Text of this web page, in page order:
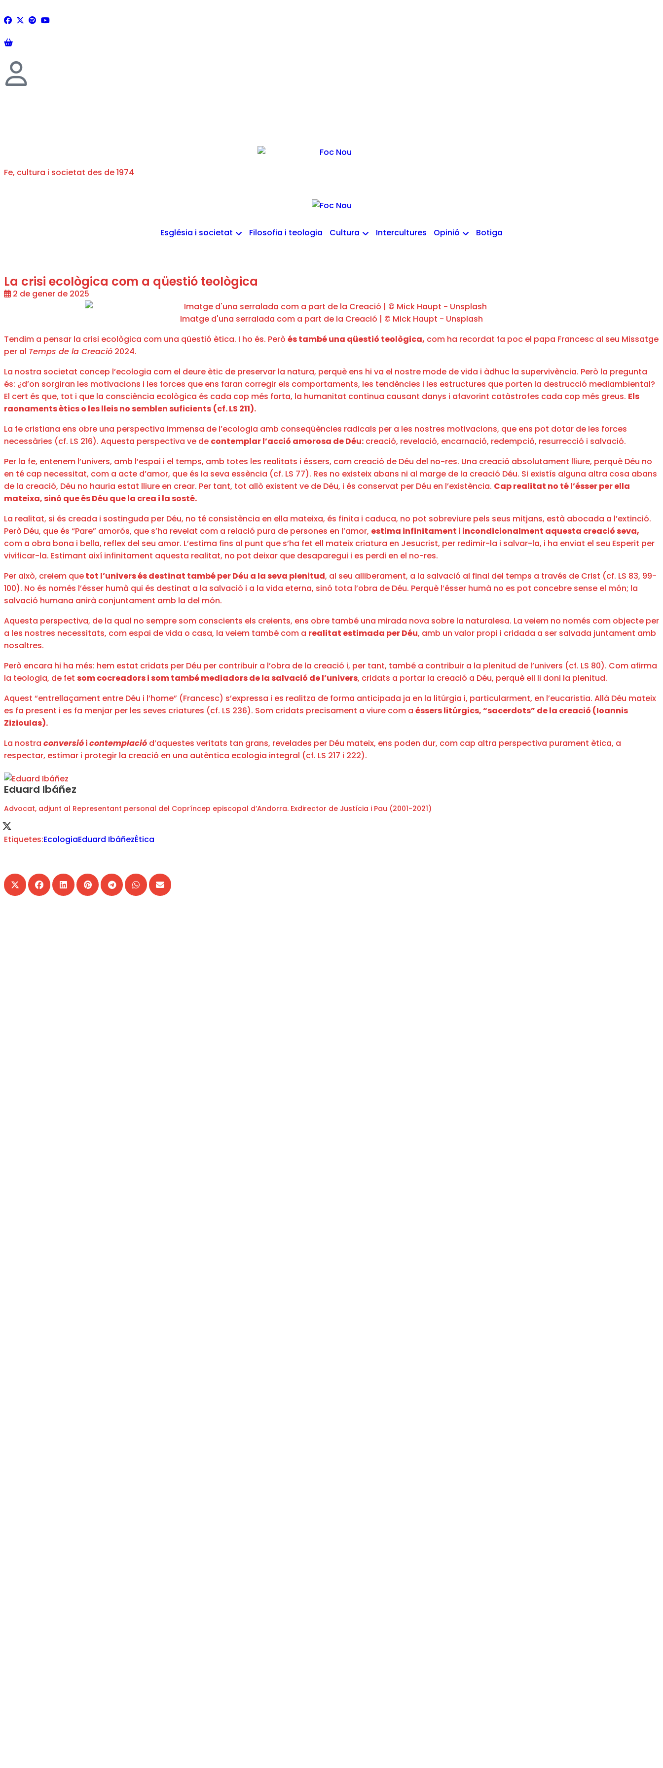
Fe, cultura i societat des de 1974
Església i societat Filosofia i teologia Cultura Intercultures Opinió Botiga
La crisi ecològica com a qüestió teològica
2 de gener de 2025
Imatge d'una serralada com a part de la Creació | © Mick Haupt - Unsplash
Tendim a pensar la crisi ecològica com una qüestió ètica. I ho és. Però és també una qüestió teològica, com ha recordat fa poc el papa Francesc al seu Missatge
per al Temps de la Creació 2024.
La nostra societat concep l’ecologia com el deure ètic de preservar la natura, perquè ens hi va el nostre mode de vida i àdhuc la supervivència. Però la pregunta
és: ¿d’on sorgiran les motivacions i les forces que ens faran corregir els comportaments, les tendències i les estructures que porten la destrucció mediambiental?
El cert és que, tot i que la consciència ecològica és cada cop més forta, la humanitat continua causant danys i afavorint catàstrofes cada cop més greus. Els
raonaments ètics o les lleis no semblen suficients (cf. LS 211).
La fe cristiana ens obre una perspectiva immensa de l’ecologia amb conseqüències radicals per a les nostres motivacions, que ens pot dotar de les forces
necessàries (cf. LS 216). Aquesta perspectiva ve de contemplar l’acció amorosa de Déu: creació, revelació, encarnació, redempció, resurrecció i salvació.
Per la fe, entenem l’univers, amb l’espai i el temps, amb totes les realitats i éssers, com creació de Déu del no-res. Una creació absolutament lliure, perquè Déu no
en té cap necessitat, com a acte d’amor, que és la seva essència (cf. LS 77). Res no existeix abans ni al marge de la creació Déu. Si existís alguna altra cosa abans
de la creació, Déu no hauria estat lliure en crear. Per tant, tot allò existent ve de Déu, i és conservat per Déu en l’existència. Cap realitat no té l’ésser per ella
mateixa, sinó que és Déu que la crea i la sosté.
La realitat, si és creada i sostinguda per Déu, no té consistència en ella mateixa, és finita i caduca, no pot sobreviure pels seus mitjans, està abocada a l’extinció.
Però Déu, que és “Pare” amorós, que s’ha revelat com a relació pura de persones en l’amor, estima infinitament i incondicionalment aquesta creació seva,
com a obra bona i bella, reflex del seu amor. L’estima fins al punt que s’ha fet ell mateix criatura en Jesucrist, per redimir-la i salvar-la, i ha enviat el seu Esperit per
vivificar-la. Estimant així infinitament aquesta realitat, no pot deixar que desaparegui i es perdi en el no-res.
Per això, creiem quetot l’univers és destinat també per Déu a la seva plenitud, al seu alliberament, a la salvació al final del temps a través de Crist (cf. LS 83, 99-
100). No és només l’ésser humà qui és destinat a la salvació i a la vida eterna, sinó tota l’obra de Déu. Perquè l’ésser humà no es pot concebre sense el món; la
salvació humana anirà conjuntament amb la del món.
Aquesta perspectiva, de la qual no sempre som conscients els creients, ens obre també una mirada nova sobre la naturalesa. La veiem no només com objecte per
a les nostres necessitats, com espai de vida o casa, la veiem també com a realitat estimada per Déu, amb un valor propi i cridada a ser salvada juntament amb
nosaltres.
Però encara hi ha més: hem estat cridats per Déu per contribuir a l’obra de la creació i, per tant, també a contribuir a la plenitud de l’univers (cf. LS 80). Com afirma
la teologia, de fet som cocreadors i som també mediadors de la salvació de l’univers, cridats a portar la creació a Déu, perquè ell li doni la plenitud.
Aquest “entrellaçament entre Déu i l’home” (Francesc) s’expressa i es realitza de forma anticipada ja en la litúrgia i, particularment, en l’eucaristia. Allà Déu mateix
es fa present i es fa menjar per les seves criatures (cf. LS 236). Som cridats precisament a viure com a éssers litúrgics, “sacerdots” de la creació (Ioannis
Zizioulas).
La nostra conversióicontemplació d’aquestes veritats tan grans, revelades per Déu mateix, ens poden dur, com cap altra perspectiva purament ètica, a
respectar, estimar i protegir la creació en una autèntica ecologia integral (cf. LS 217 i 222).
Eduard Ibáñez
Advocat, adjunt al Representant personal del Copríncep episcopal d’Andorra. Exdirector de Justícia i Pau (2001-2021)
Etiquetes:EcologiaEduard IbáñezÈtica